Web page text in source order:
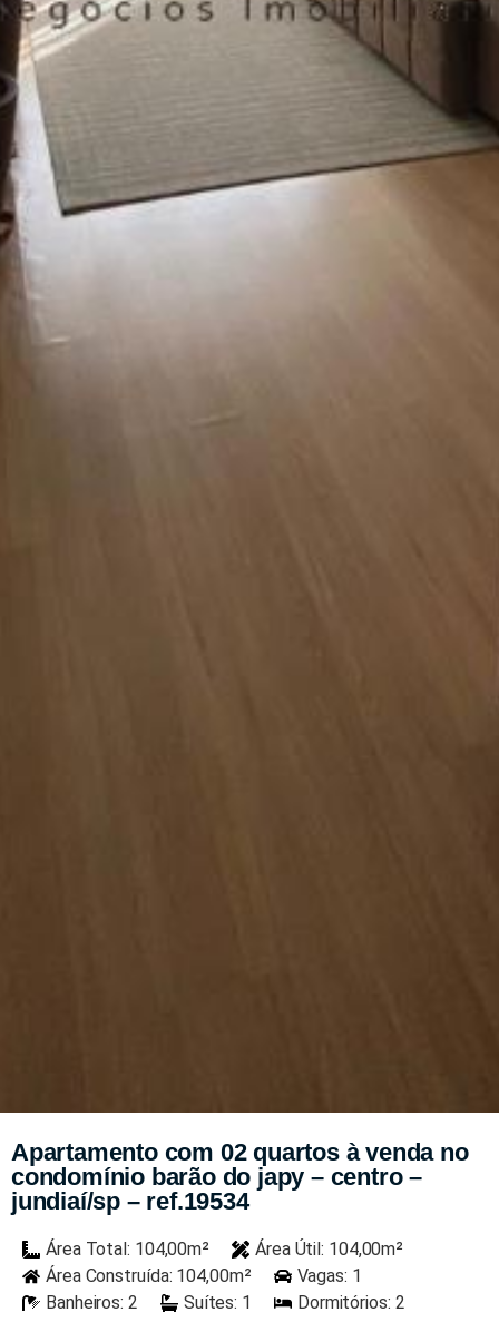
Apartamento com 02 quartos à venda no
condomínio barão do japy – centro –
jundiaí/sp – ref.19534
Área Total: 104,00m²
Área Útil: 104,00m²
Área Construída: 104,00m²
Vagas: 1
Banheiros: 2
Suítes: 1 Dormitórios: 2